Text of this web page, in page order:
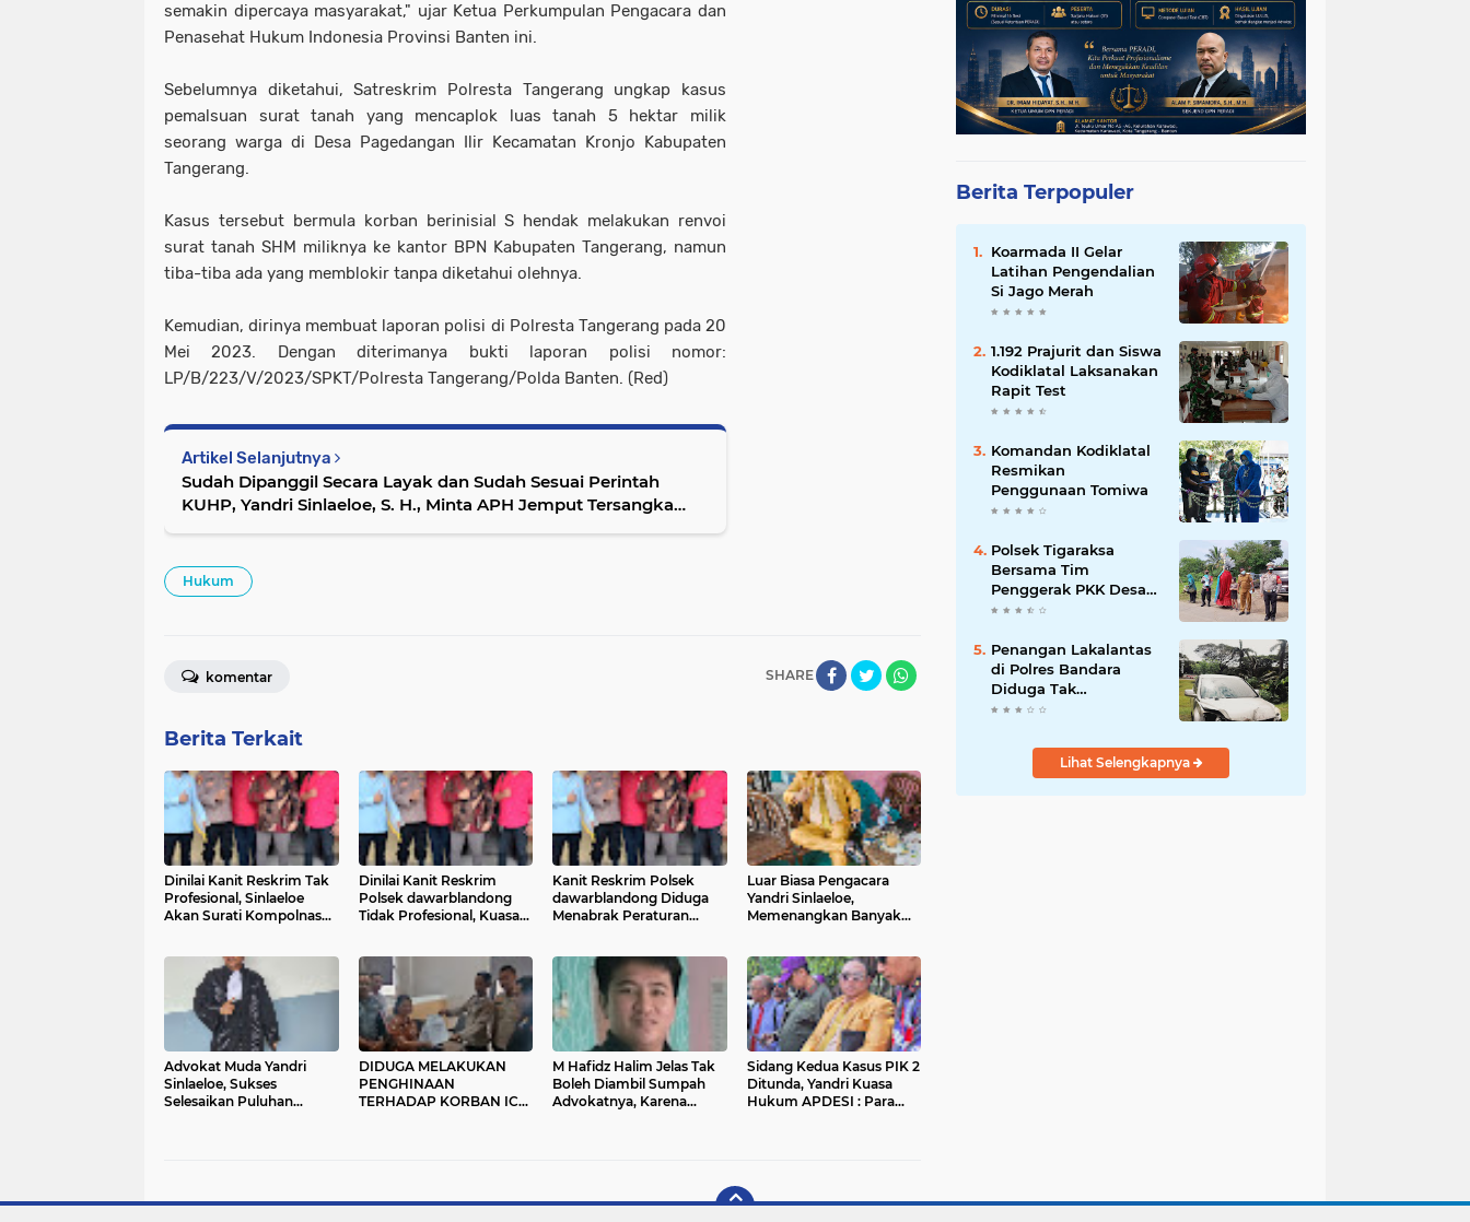
semakin dipercaya masyarakat," ujar Ketua Perkumpulan Pengacara dan
Penasehat Hukum Indonesia Provinsi Banten ini.
Sebelumnya diketahui, Satreskrim Polresta Tangerang ungkap kasus
pemalsuan surat tanah yang mencaplok luas tanah 5 hektar milik
seorang warga di Desa Pagedangan Ilir Kecamatan Kronjo Kabupaten
Tangerang.
Kasus tersebut bermula korban berinisial S hendak melakukan renvoi
surat tanah SHM miliknya ke kantor BPN Kabupaten Tangerang, namun
tiba-tiba ada yang memblokir tanpa diketahui olehnya.
Kemudian, dirinya membuat laporan polisi di Polresta Tangerang pada 20
Mei 2023. Dengan diterimanya bukti laporan polisi nomor:
LP/B/223/V/2023/SPKT/Polresta Tangerang/Polda Banten. (Red)
Artikel Selanjutnya
Sudah Dipanggil Secara Layak dan Sudah Sesuai Perintah
KUHP, Yandri Sinlaeloe, S. H., Minta APH Jemput Tersangka
Hukum
SHARE
komentar
Berita Terkait
Dinilai Kanit Reskrim Tak
Profesional, Sinlaeloe
Akan Surati Kompolnas
Dinilai Kanit Reskrim
Polsek dawarblandong
Tidak Profesional, Kuasa
Mabes Polri
Kanit Reskrim Polsek
dawarblandong Diduga
Menabrak Peraturan
Tindak Pidana
Penyelidikan
Luar Biasa Pengacara
Yandri Sinlaeloe,
Memenangkan Banyak
Advokat Muda Yandri
Sinlaeloe, Sukses
Selesaikan Puluhan
DIDUGA MELAKUKAN
PENGHINAAN
TERHADAP KORBAN ICB
WARGA DI LAPORKAN
M Hafidz Halim Jelas Tak
Boleh Diambil Sumpah
Advokatnya, Karena
Sidang Kedua Kasus PIK 2
Ditunda, Yandri Kuasa
Hukum APDESI : Para
Berita Terpopuler
Koarmada II Gelar
Latihan Pengendalian
Si Jago Merah
1.192 Prajurit dan Siswa
Kodiklatal Laksanakan
Rapit Test
Komandan Kodiklatal
Resmikan
Penggunaan Tomiwa
Polsek Tigaraksa
Bersama Tim
Penggerak PKK Desa
Jambe Bagikan
Pengguna Jalan
Penangan Lakalantas
di Polres Bandara
Diduga Tak
Profesional, Kuasa
Propam
Lihat Selengkapnya